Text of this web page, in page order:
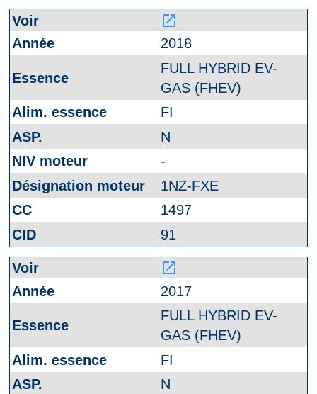
launch
2018
FULL HYBRID EV-
GAS (FHEV)
FI
N
-
1NZ-FXE
1497
91
launch
2017
FULL HYBRID EV-
GAS (FHEV)
FI
N